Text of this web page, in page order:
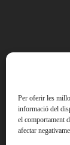
Per oferir les
informació del
el comportament
afectar